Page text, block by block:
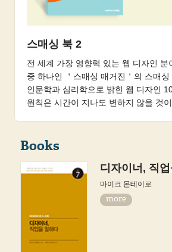
스매싱 북 2
전 세계 가장 영향력 있는 웹 디자인 분
중 하나인 ＇스매싱 매거진＇의 스매싱
인문학과 심리학으로 밝힌 웹 디자인
원칙은 시간이 지나도 변하지 않을 것이
Books
디자이너, 직
마이크 몬테이로
more